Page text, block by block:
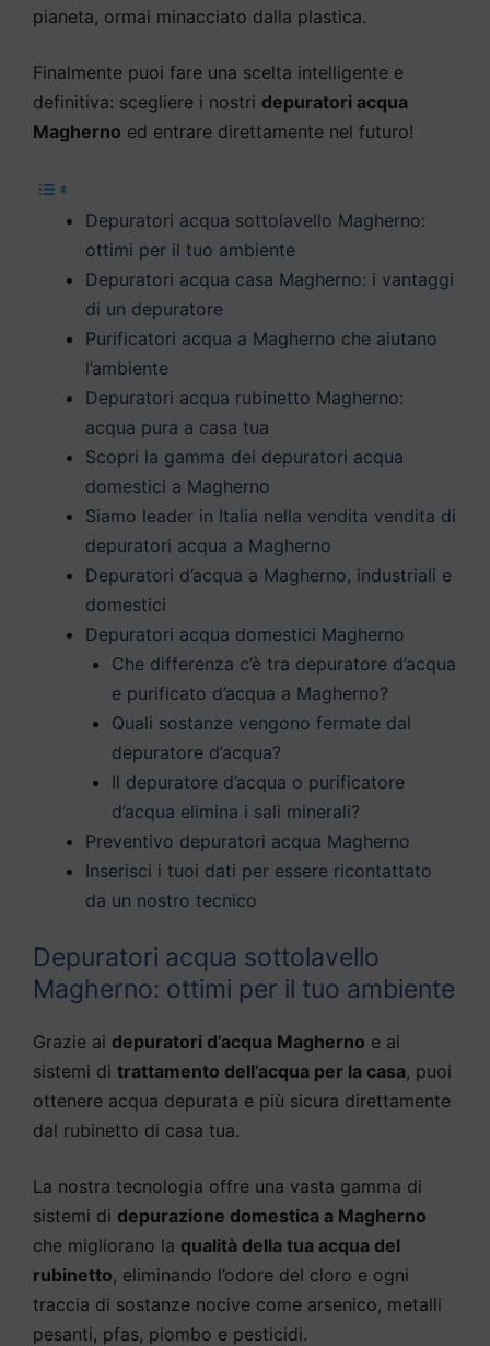
pianeta, ormai minacciato dalla plastica.
Finalmente puoi fare una scelta intelligente e
definitiva: scegliere i nostri depuratori acqua
Magherno ed entrare direttamente nel futuro!
Depuratori acqua sottolavello Magherno:
ottimi per il tuo ambiente
Depuratori acqua casa Magherno: i vantaggi
di un depuratore
Purificatori acqua a Magherno che aiutano
l’ambiente
Depuratori acqua rubinetto Magherno:
acqua pura a casa tua
Scopri la gamma dei depuratori acqua
domestici a Magherno
Siamo leader in Italia nella vendita vendita di
depuratori acqua a Magherno
Depuratori d’acqua a Magherno, industriali e
domestici
Depuratori acqua domestici Magherno
Che differenza c’è tra depuratore d’acqua
e purificato d’acqua a Magherno?
Quali sostanze vengono fermate dal
depuratore d’acqua?
Il depuratore d’acqua o purificatore
d’acqua elimina i sali minerali?
Preventivo depuratori acqua Magherno
Inserisci i tuoi dati per essere ricontattato
da un nostro tecnico
Depuratori acqua sottolavello
Magherno: ottimi per il tuo ambiente
Grazie ai depuratori d’acqua Magherno e ai
sistemi di trattamento dell’acqua per la casa, puoi
ottenere acqua depurata e più sicura direttamente
dal rubinetto di casa tua.
La nostra tecnologia offre una vasta gamma di
sistemi di depurazione domestica a Magherno
che migliorano la qualità della tua acqua del
rubinetto, eliminando l’odore del cloro e ogni
traccia di sostanze nocive come arsenico, metalli
pesanti, pfas, piombo e pesticidi.